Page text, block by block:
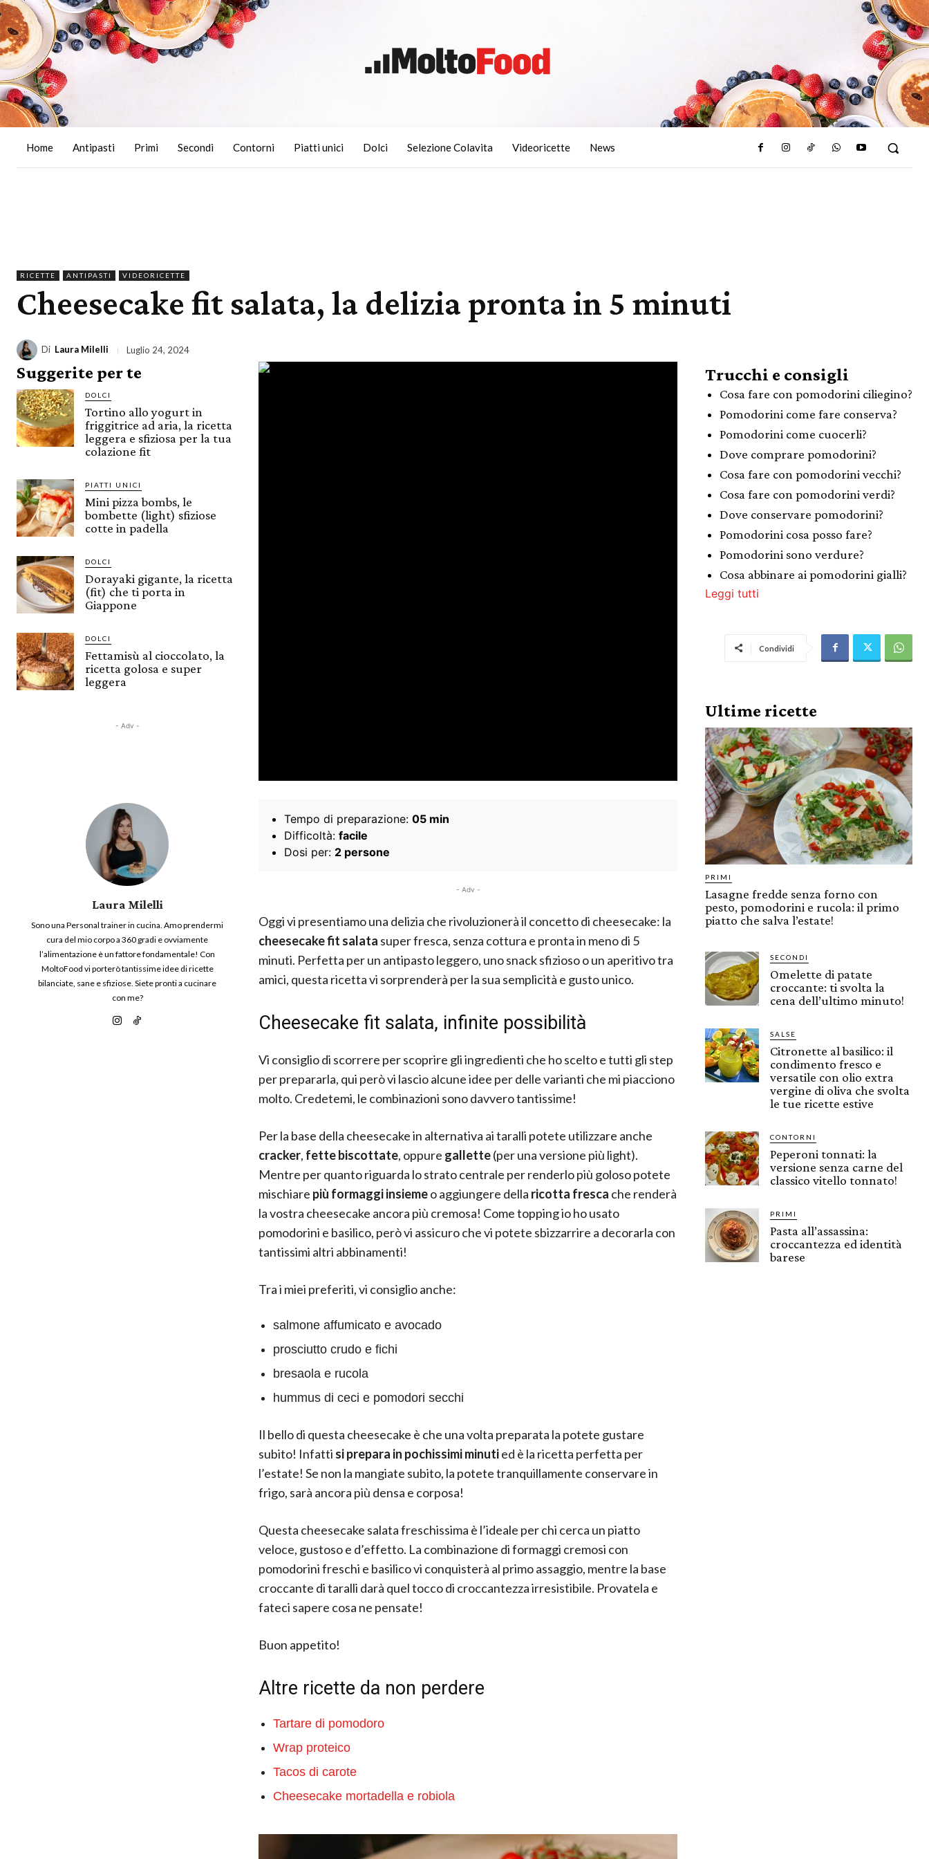
Home Antipasti Primi Secondi Contorni Piatti unici Dolci Selezione Colavita Videoricette News
RICETTE ANTIPASTI VIDEORICETTE
Cheesecake fit salata, la delizia pronta in 5 minuti
Di Laura Milelli Luglio 24, 2024
Suggerite per te
DOLCI
Tortino allo yogurt in
friggitrice ad aria, la ricetta
leggera e sfiziosa per la tua
colazione fit
PIATTI UNICI
Mini pizza bombs, le
bombette (light) sfiziose
cotte in padella
DOLCI
Dorayaki gigante, la ricetta
(fit) che ti porta in
Giappone
DOLCI
Fettamisù al cioccolato, la
ricetta golosa e super
leggera
- Adv -
Laura Milelli
Sono una Personal trainer in cucina. Amo prendermi
cura del mio corpo a 360 gradi e ovviamente
l’alimentazione è un fattore fondamentale! Con
MoltoFood vi porterò tantissime idee di ricette
bilanciate, sane e sfiziose. Siete pronti a cucinare
con me?
Tempo di preparazione: 05 min
Difficoltà: facile
Dosi per: 2 persone
- Adv -
Oggi vi presentiamo una delizia che rivoluzionerà il concetto di cheesecake: la
cheesecake fit salata super fresca, senza cottura e pronta in meno di 5
minuti. Perfetta per un antipasto leggero, uno snack sfizioso o un aperitivo tra
amici, questa ricetta vi sorprenderà per la sua semplicità e gusto unico.
Cheesecake fit salata, infinite possibilità
Vi consiglio di scorrere per scoprire gli ingredienti che ho scelto e tutti gli step
per prepararla, qui però vi lascio alcune idee per delle varianti che mi piacciono
molto. Credetemi, le combinazioni sono davvero tantissime!
Per la base della cheesecake in alternativa ai taralli potete utilizzare anche
cracker, fette biscottate, oppure gallette(per una versione più light).
Mentre per quanto riguarda lo strato centrale per renderlo più goloso potete
mischiare più formaggi insiemeo aggiungere della ricotta fresca che renderà
la vostra cheesecake ancora più cremosa! Come topping io ho usato
pomodorini e basilico, però vi assicuro che vi potete sbizzarrire a decorarla con
tantissimi altri abbinamenti!
Tra i miei preferiti, vi consiglio anche:
salmone affumicato e avocado
prosciutto crudo e fichi
bresaola e rucola
hummus di ceci e pomodori secchi
Il bello di questa cheesecake è che una volta preparata la potete gustare
subito! Infatti si prepara in pochissimi minutied è la ricetta perfetta per
l’estate! Se non la mangiate subito, la potete tranquillamente conservare in
frigo, sarà ancora più densa e corposa!
Questa cheesecake salata freschissima è l’ideale per chi cerca un piatto
veloce, gustoso e d’effetto. La combinazione di formaggi cremosi con
pomodorini freschi e basilico vi conquisterà al primo assaggio, mentre la base
croccante di taralli darà quel tocco di croccantezza irresistibile. Provatela e
fateci sapere cosa ne pensate!
Buon appetito!
Altre ricette da non perdere
Tartare di pomodoro
Wrap proteico
Tacos di carote
Cheesecake mortadella e robiola
Trucchi e consigli
Cosa fare con pomodorini ciliegino?
Pomodorini come fare conserva?
Pomodorini come cuocerli?
Dove comprare pomodorini?
Cosa fare con pomodorini vecchi?
Cosa fare con pomodorini verdi?
Dove conservare pomodorini?
Pomodorini cosa posso fare?
Pomodorini sono verdure?
Cosa abbinare ai pomodorini gialli?
Leggi tutti
Condividi
Ultime ricette
PRIMI
Lasagne fredde senza forno con
pesto, pomodorini e rucola: il primo
piatto che salva l’estate!
SECONDI
Omelette di patate
croccante: ti svolta la
cena dell’ultimo minuto!
SALSE
Citronette al basilico: il
condimento fresco e
versatile con olio extra
vergine di oliva che svolta
le tue ricette estive
CONTORNI
Peperoni tonnati: la
versione senza carne del
classico vitello tonnato!
PRIMI
Pasta all’assassina:
croccantezza ed identità
barese